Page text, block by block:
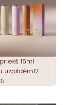
15ml
uzpildēm12